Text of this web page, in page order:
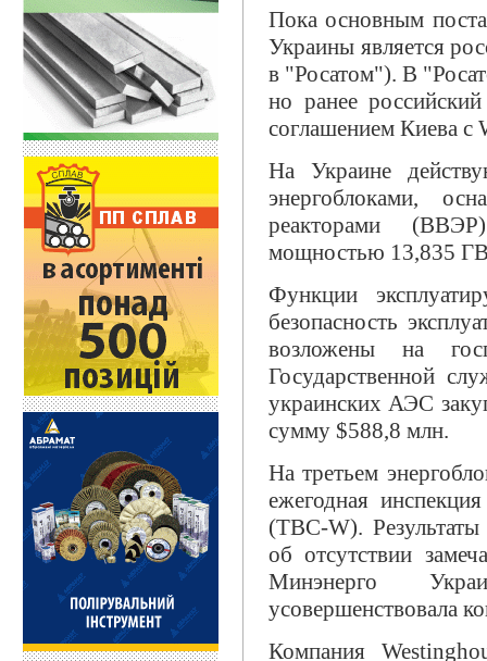
Пока основным
Украины является
в "Росатом"). В
но ранее
соглашением Киева с
На Украине
энергоблоками,
реакторами
мощностью 13,835
Функции
безопасность
возложены на
Государственной
украинских АЭС
сумму $588,8 млн.
На третьем
ежегодная
(ТВС-W).
об отсутствии
Минэнерго
усовершенствовала
Компания